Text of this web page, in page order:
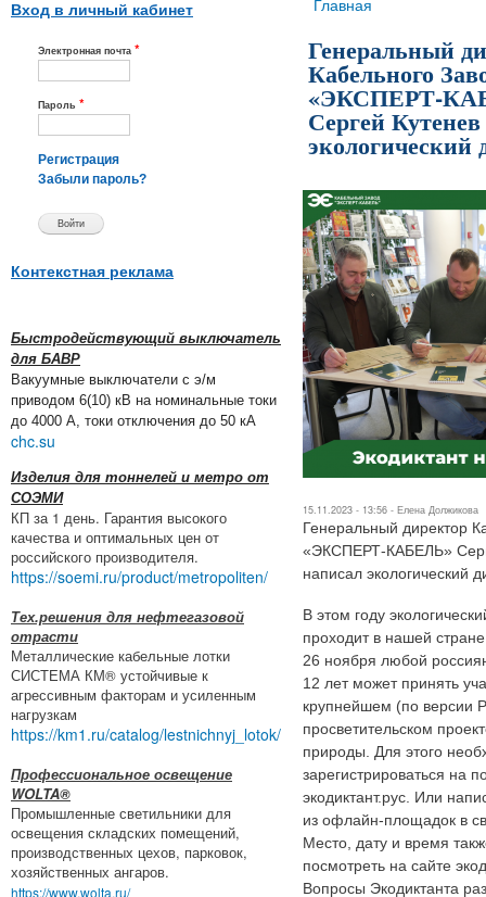
Вход в личный кабинет
Электронная почта *
Пароль *
Регистрация
Забыли пароль?
Контекстная реклама
Быстродействующий выключатель
для БАВР
Вакуумные выключатели с э/м
приводом 6(10) кВ на номинальные токи
до 4000 А, токи отключения до 50 кА
chc.su
Изделия для тоннелей и метро от
СОЭМИ
КП за 1 день. Гарантия высокого
качества и оптимальных цен от
российского производителя.
https://soemi.ru/product/metropoliten/
Тех.решения для нефтегазовой
отрасти
Металлические кабельные лотки
СИСТЕМА КМ® устойчивые к
агрессивным факторам и усиленным
нагрузкам
https://km1.ru/catalog/lestnichnyj_lotok/
Профессиональное освещение
WOLTA®
Промышленные светильники для
освещения складских помещений,
производственных цехов, парковок,
хозяйственных ангаров.
https://www.wolta.ru/
Вы здесь
Главная
Генеральный
Кабельного
«ЭКСПЕРТ-
Сергей
экологический
15.11.2023 - 13:56 - Елена Должикова
Генеральный директор
«ЭКСПЕРТ-КАБЕЛЬ»
написал экологический
В этом году
проходит в нашей
26 ноября любой
12 лет может принять
крупнейшем (по версии
просветительском
природы. Для этого
зарегистрироваться на
экодиктант.рус. Или
из офлайн-площадок в
Место, дату и время
посмотреть на сайте
Вопросы Экодиктанта